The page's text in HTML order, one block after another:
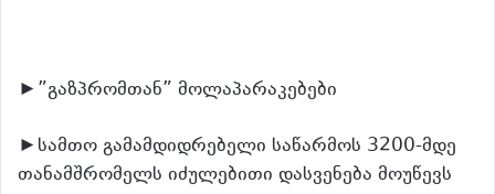
►”გაზპრომთან” მოლაპარაკებები
►სამთო გამამდიდრებელი საწარმოს 3200-მდე
თანამშრომელს იძულებითი დასვენება მოუწევს